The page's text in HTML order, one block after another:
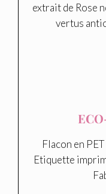
extrait de Rose
vertus
Flacon en
Etiquette